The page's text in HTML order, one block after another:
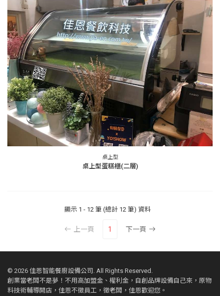
桌上型
桌上型蛋糕櫃(二層)
顯示 1 - 12 筆 (總計 12 筆) 資料
上一頁 1 下一頁
© 2026 佳恩智能餐廚設備公司. All Rights Reserved.
創業當老闆不是夢！不用高加盟金、權利金，自創品牌設備自己來，原物
料技術輔導開店，佳恩不徵員工，徵老闆，佳恩歡迎您。